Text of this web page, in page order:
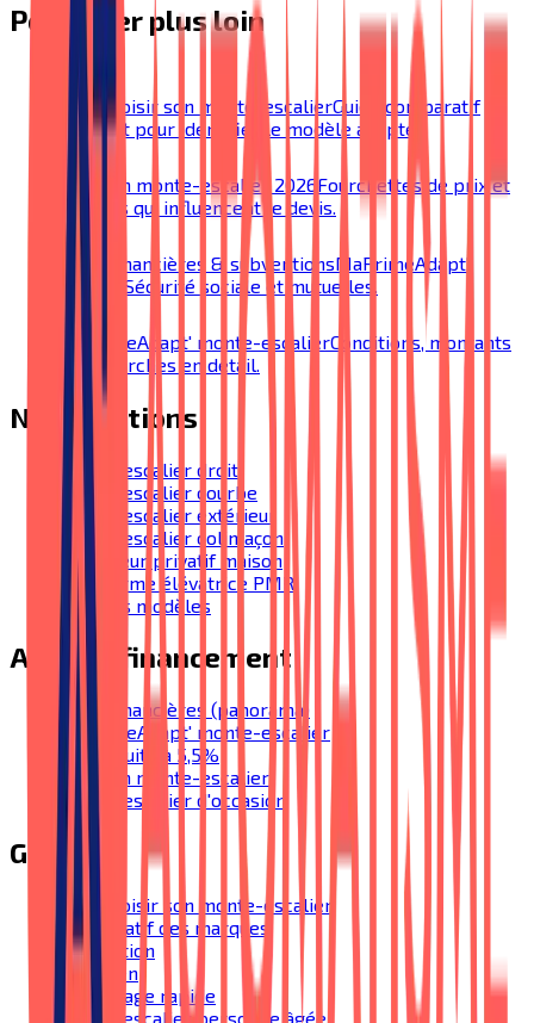
Pour aller plus loin
Bien choisir son monte-escalierGuide comparatif
complet pour identifier le modèle adapté.
Prix d'un monte-escalier 2026Fourchettes de prix et
facteurs qui influencent le devis.
Aides financières & subventionsMaPrimeAdapt',
SoliHA, Sécurité sociale et mutuelles.
MaPrimeAdapt' monte-escalierConditions, montants
et démarches en détail.
Nos solutions
Monte-escalier droit
Monte-escalier courbe
Monte-escalier extérieur
Monte-escalier colimaçon
Ascenseur privatif maison
Plateforme élévatrice PMR
Tous nos modèles
Aides & financement
Aides financières (panorama)
MaPrimeAdapt' monte-escalier
TVA réduite à 5,5%
Prix d'un monte-escalier
Monte-escalier d'occasion
Guides
Bien choisir son monte-escalier
Comparatif des marques
Installation
Entretien
Dépannage rapide
Monte-escalier personne âgée